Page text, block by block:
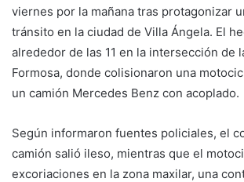
viernes por la mañana tras protagonizar
tránsito en la ciudad de Villa Ángela. El
alrededor de las 11 en la intersección de
Formosa, donde colisionaron una
un camión Mercedes Benz con acoplado.
Según informaron fuentes policiales, el
camión salió ileso, mientras que el
excoriaciones en la zona maxilar, una